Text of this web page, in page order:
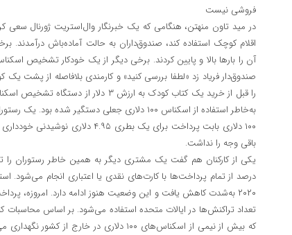
فروشی نیست
اقلام کوچک استفاده کند، صندوق‌داران به حالت آماده‌باش درآمدند.
آن را بارها بالا و پایین کردند. برخی دیگر از یک خودکار تشخیص
را قبل از خرید یک کتاب کودک به ارزش ۳
به‌خاطر استفاده از اسکناس ۱۰۰ دلاری جعلی
۱۰۰ دلاری بابت پرداخت برای یک بطری
باقی وجه را نداشت.
درصد از تمام پرداخت‌ها با کارت‌های نقدی یا اعتباری انجام می‌شود.
۲۰۲۰ به‌شدت کاهش یافت و این وضعیت هنوز ادامه دارد. امروزه،
تعداد تراکنش‌ها در ایالات متحده استفاده می‌شود. بر اساس محاسبات
که بیش از نیمی از اسکناس‌های ۱۰۰ دلاری در